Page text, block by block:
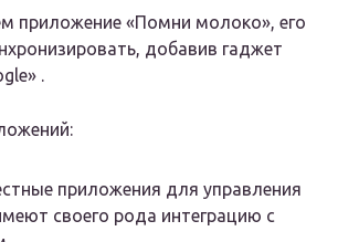
приложение «Помни молоко», его
добавив гаджет
.
приложения для управления
своего рода интеграцию с